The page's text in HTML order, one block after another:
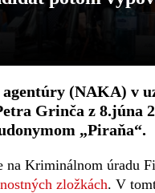
(NAKA) v
Grinča z 8.júna
„Piraňa“.
na Kriminálnom úradu
zložkách. V